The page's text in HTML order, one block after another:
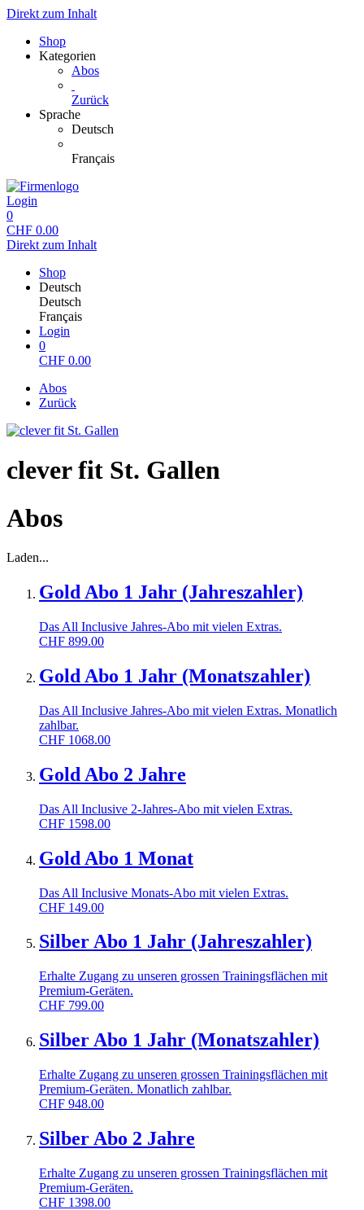
Direkt zum Inhalt
Shop
Kategorien
Abos
Zurück
Sprache
Deutsch
Français
Login
0
CHF 0.00
Direkt zum Inhalt
Shop
Deutsch
Deutsch
Français
Login
0
CHF 0.00
Abos
Zurück
clever fit St. Gallen
Abos
Laden...
Gold Abo 1 Jahr (Jahreszahler)
Das All Inclusive Jahres-Abo mit vielen Extras.
CHF 899.00
Gold Abo 1 Jahr (Monatszahler)
Das All Inclusive Jahres-Abo mit vielen Extras. Monatlich
zahlbar.
CHF 1068.00
Gold Abo 2 Jahre
Das All Inclusive 2-Jahres-Abo mit vielen Extras.
CHF 1598.00
Gold Abo 1 Monat
Das All Inclusive Monats-Abo mit vielen Extras.
CHF 149.00
Silber Abo 1 Jahr (Jahreszahler)
Erhalte Zugang zu unseren grossen Trainingsflächen mit
Premium-Geräten.
CHF 799.00
Silber Abo 1 Jahr (Monatszahler)
Erhalte Zugang zu unseren grossen Trainingsflächen mit
Premium-Geräten. Monatlich zahlbar.
CHF 948.00
Silber Abo 2 Jahre
Erhalte Zugang zu unseren grossen Trainingsflächen mit
Premium-Geräten.
CHF 1398.00